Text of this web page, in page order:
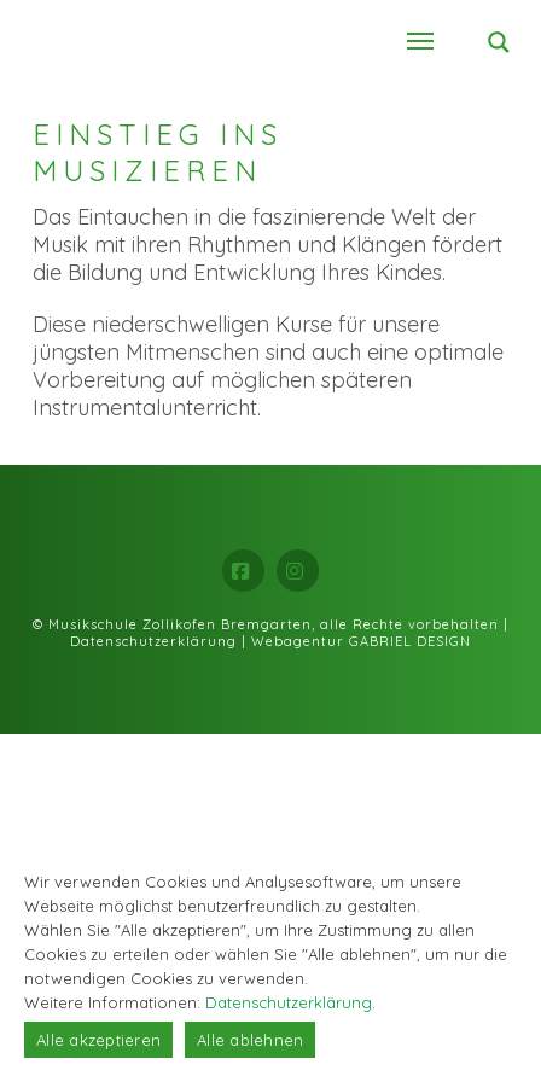
EINSTIEG INS
MUSIZIEREN
Das Ein­tau­chen in die fas­zi­nie­ren­de Welt der
Mu­sik mit ih­ren Rhyth­men und Klän­gen för­dert
die Bil­dung und Ent­wick­lung Ih­res Kin­des.
Diese niederschwelligen Kurse für unsere
jüngsten Mitmenschen sind auch eine optimale
Vorbereitung auf möglichen späteren
Instrumentalunterricht.
© Musikschule Zollikofen Bremgarten, alle Rechte vorbehalten |
Datenschutzerklärung
Webagentur GABRIEL DESIGN
Wir verwenden Cookies und Analysesoftware, um unsere
Webseite möglichst benutzerfreundlich zu gestalten.
Wählen Sie "Alle akzeptieren", um Ihre Zustimmung zu allen
Cookies zu erteilen oder wählen Sie "Alle ablehnen", um nur die
notwendigen Cookies zu verwenden.
Weitere Informationen: Datenschutzerklärung
Alle akzeptieren
Alle ablehnen